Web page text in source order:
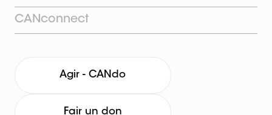
CANconnect
Agir - CANdo
Fair un don